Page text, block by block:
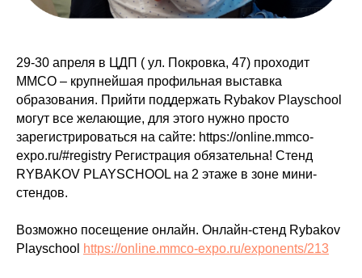
29-30 апреля в ЦДП ( ул. Покровка, 47) проходит
ММСО – крупнейшая профильная выставка
образования. Прийти поддержать Rybakov Playschool
могут все желающие, для этого нужно просто
зарегистрироваться на сайте: https://online.mmco-
expo.ru/#registry Регистрация обязательна! Стенд
RYBAKOV PLAYSCHOOL на 2 этаже в зоне мини-
стендов.
Возможно посещение онлайн. Онлайн-стенд Rybakov
Playschool https://online.mmco-expo.ru/exponents/213